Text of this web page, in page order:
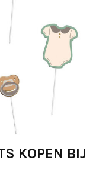
KOPEN BIJ